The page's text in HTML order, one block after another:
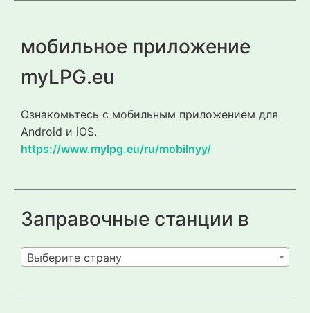
мобильное приложение
myLPG.eu
Ознакомьтесь с мобильным приложением для
Android и iOS.
https://www.mylpg.eu/ru/mobilnyy/
Заправочные станции в
Выберите страну